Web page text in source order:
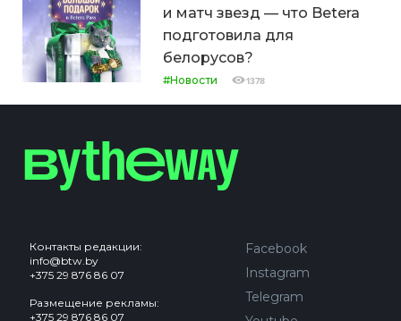
и матч звезд — что Betera
подготовила для
белорусов?
#Новости 1378
Контакты редакции:
info@btw.by
+375 29 876 86 07
Размещение рекламы:
+375 29 876 86 07
Facebook
Instagram
Telegram